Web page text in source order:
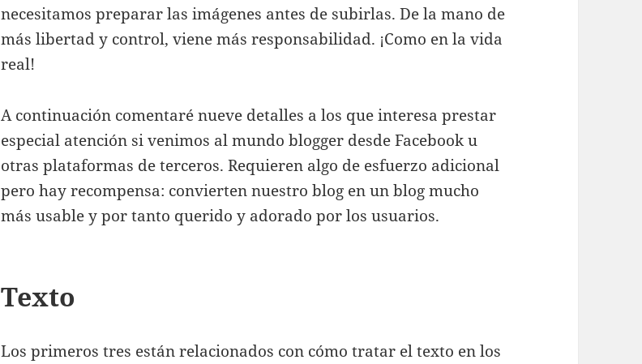
necesitamos preparar las imágenes antes de subirlas. De la mano de
más libertad y control, viene más responsabilidad. ¡Como en la vida
real!
A continuación comentaré nueve detalles a los que interesa prestar
especial atención si venimos al mundo blogger desde Facebook u
otras plataformas de terceros. Requieren algo de esfuerzo adicional
pero hay recompensa: convierten nuestro blog en un blog mucho
más usable y por tanto querido y adorado por los usuarios.
Texto
Los primeros tres están relacionados con cómo tratar el texto en los